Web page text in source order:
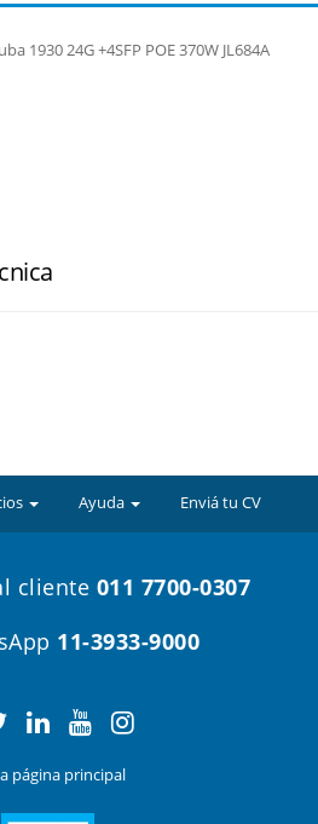
1930 24G +4SFP POE 370W JL684A
Ayuda Enviá tu CV
cliente 011 7700-0307
11-3933-9000
página principal